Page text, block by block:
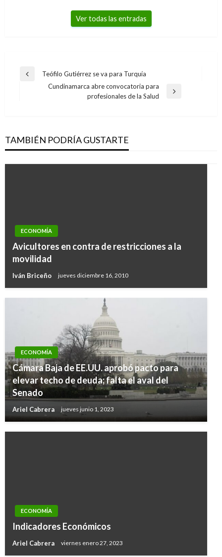
Ver todas las entradas
Navegación
Entrada
Teófilo Gutiérrez se va para Turquía
Cundinamarca abre convocatoria para
profesionales de la Salud
TAMBIÉN PODRÍA GUSTARTE
ECONOMÍA
Avicultores en contra de restricciones a la
movilidad
Iván Briceño jueves diciembre 16, 2010
ECONOMÍA
Cámara Baja de EE.UU. aprobó pacto para
elevar techo de deuda; falta el aval del
Senado
Ariel Cabrera jueves junio 1, 2023
ECONOMÍA
Indicadores Económicos
Ariel Cabrera viernes enero 27, 2023